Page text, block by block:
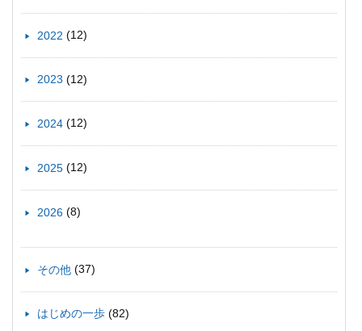
2022 (12)
2023 (12)
2024 (12)
2025 (12)
2026 (8)
その他 (37)
はじめの一歩 (82)